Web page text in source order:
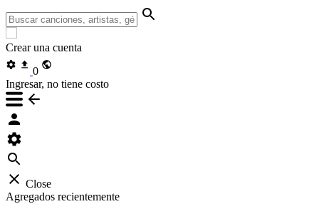
Crear una cuenta
0
Ingresar, no tiene costo
Close
Agregados recientemente